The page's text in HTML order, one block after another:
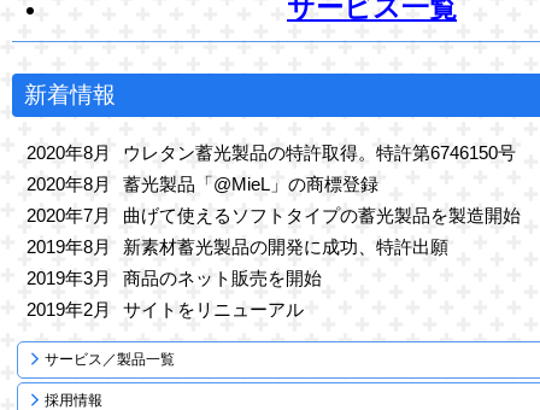
サービス一覧
新着情報
2020年8月
ウレタン蓄光製品の特許取得。特許第6746150号
2020年8月
蓄光製品「@MieL」の商標登録
2020年7月
曲げて使えるソフトタイプの蓄光製品を製造開始
2019年8月
新素材蓄光製品の開発に成功、特許出願
2019年3月
商品のネット販売を開始
2019年2月
サイトをリニューアル
サービス／製品一覧
採用情報